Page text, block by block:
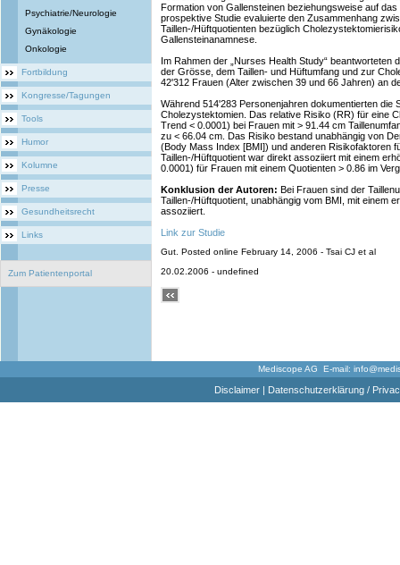
Psychiatrie/Neurologie
Gynäkologie
Onkologie
Fortbildung
Kongresse/Tagungen
Tools
Humor
Kolumne
Presse
Gesundheitsrecht
Links
Zum Patientenportal
Formation von Gallensteinen beziehungsweise auf
prospektive Studie evaluierte den Zusammenhang
Taillen-/Hüftquotienten bezüglich
Gallensteinanamnese.
Im Rahmen der „Nurses Health Study“ beantworteten
der Grösse, dem Taillen- und Hüftumfang und zur
42'312 Frauen (Alter zwischen 39 und 66 Jahren) an
Während 514'283 Personenjahren dokumentierten die
Cholezystektomien. Das relative Risiko (RR) für eine
Trend < 0.0001) bei Frauen mit > 91.44 cm
zu < 66.04 cm. Das Risiko bestand unabhängig von
(Body Mass Index [BMI]) und anderen Risikofaktoren
Taillen-/Hüftquotient war direkt assoziiert mit einem
0.0001) für Frauen mit einem Quotienten > 0.86 im
Konklusion der Autoren: Bei Frauen sind der
Taillen-/Hüftquotient, unabhängig vom BMI, mit einem
assoziiert.
Link zur Studie
Gut. Posted online February 14, 2006 - Tsai CJ et al
20.02.2006 - undefined
Mediscope AG E-mail:
Disclaimer| Datenschutzerklärung /